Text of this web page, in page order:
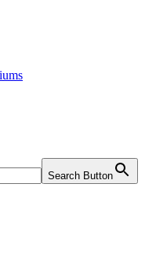
Search Button